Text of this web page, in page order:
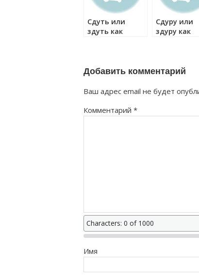
Сдуть или
здуть как
Сдуру или
здуру как
Добавить комментарий
Ваш адрес email не будет
Комментарий *
Characters: 0 of 1000
Имя